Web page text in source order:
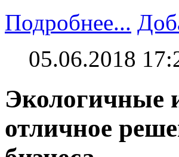
Подробнее...
05.06.2018
Экологичные
отличное